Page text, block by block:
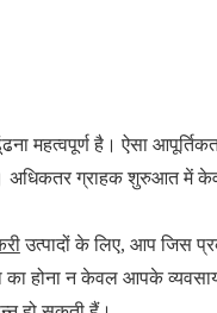
महत्वपूर्ण है। ऐसा
ग्राहक शुरुआत में
उत्पादों के लिए, आप जिस
का होना न केवल आपके